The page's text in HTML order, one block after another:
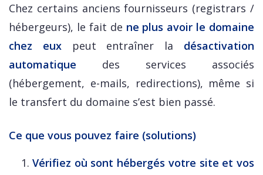
Chez certains anciens fournisseurs (registrars /
hébergeurs), le fait de ne plus avoir le domaine
chez euxpeut entraîner la désactivation
automatique des services associés
(hébergement, e-mails, redirections), même si
le transfert du domaine s’est bien passé.
Ce que vous pouvez faire (solutions)
Vérifiez où sont hébergés votre site et vos